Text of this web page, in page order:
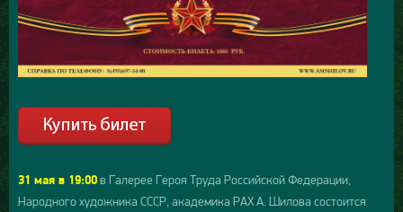
31 мая в 19:00 в Галерее Героя Труда Российской Федерации,
Народного художника СССР, академика РАХ А. Шилова состоится